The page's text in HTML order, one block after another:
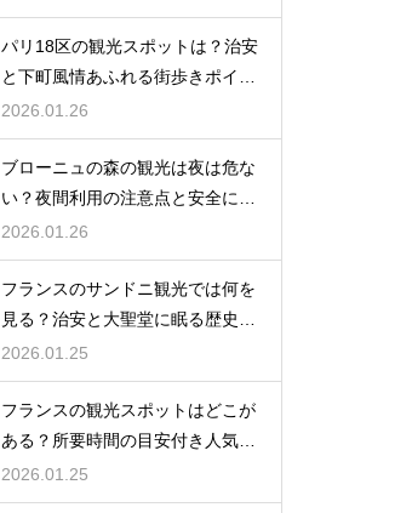
パリ18区の観光スポットは？治安
と下町風情あふれる街歩きポイン
ト
2026.01.26
ブローニュの森の観光は夜は危な
い？夜間利用の注意点と安全に楽
しむ方法
2026.01.26
フランスのサンドニ観光では何を
見る？治安と大聖堂に眠る歴史を
紹介
2026.01.25
フランスの観光スポットはどこが
ある？所要時間の目安付き人気名
所リスト
2026.01.25